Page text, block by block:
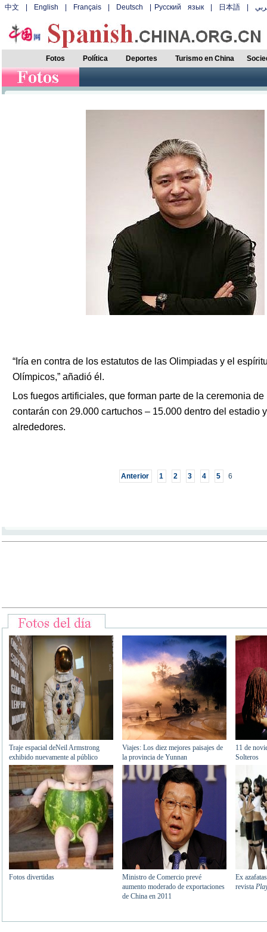
中文 English Français Deutsch Русский язык 日本語
Fotos Política Deportes Turismo en China
“Iría en contra de los estatutos de las Olimpiadas y el
Olímpicos,” añadió él.
Los fuegos artificiales, que forman parte de la ceremonia
contarán con 29.000 cartuchos – 15.000 dentro del estadio
alrededores.
Anterior 1 2 3 4 5 6